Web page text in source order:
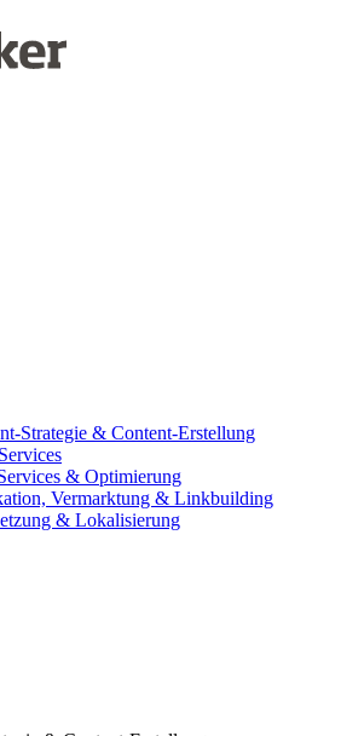
Strategie & Content-Erstellung
& Optimierung
Vermarktung & Linkbuilding
& Lokalisierung